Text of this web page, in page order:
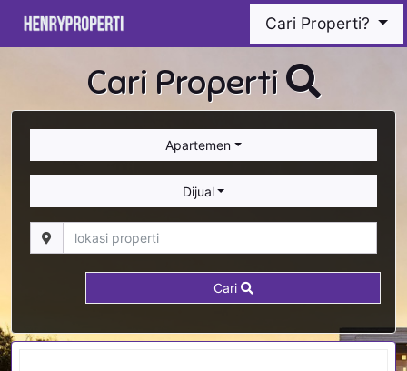
Cari Properti?
Cari Properti
Apartemen
Dijual
Cari